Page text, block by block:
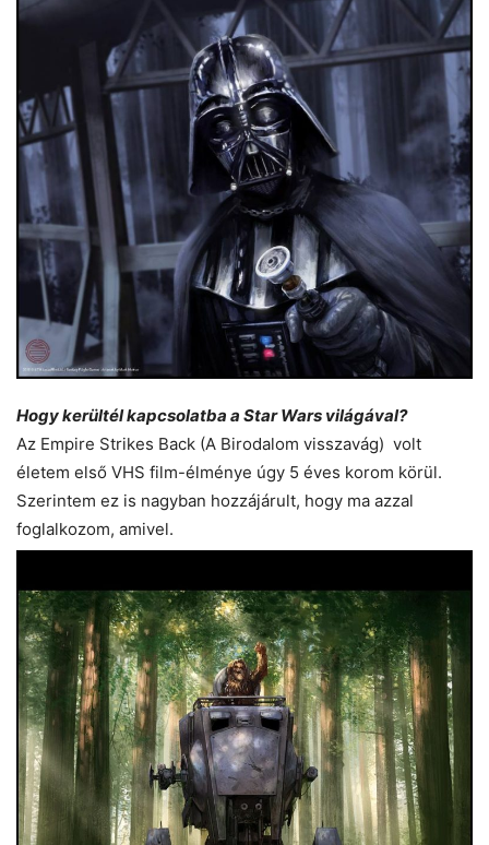
Hogy kerültél kapcsolatba a Star Wars világával?
Az Empire Strikes Back (A Birodalom visszavág) volt
életem első VHS film-élménye úgy 5 éves korom körül.
Szerintem ez is nagyban hozzájárult, hogy ma azzal
foglalkozom, amivel.